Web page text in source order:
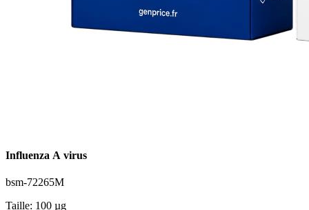
Influenza A virus
bsm-72265M
Taille: 100 µg